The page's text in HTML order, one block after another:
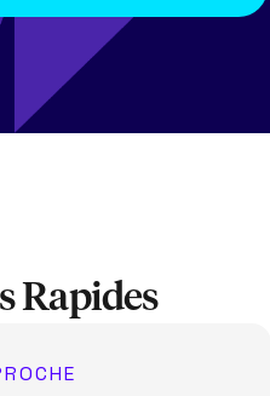
Rapides